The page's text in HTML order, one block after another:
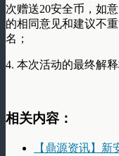
次赠送20安全币，如
的相同意见和建议不
名；
4. 本次活动的最终解
相关内容：
【鼎源资讯】新